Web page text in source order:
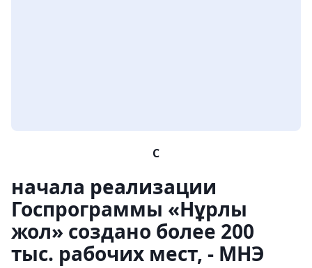
С
начала реализации
Госпрограммы «Нұрлы
жол» создано более 200
тыс. рабочих мест, - МНЭ